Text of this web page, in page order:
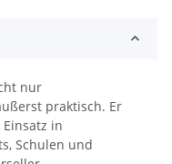
nur
praktisch. Er
in
Schulen und